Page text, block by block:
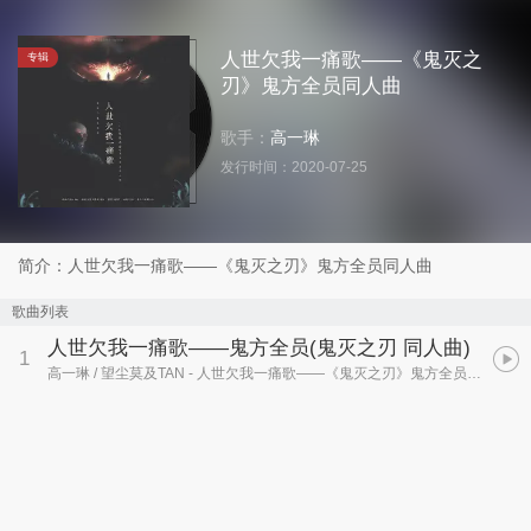
专辑
人世欠我一痛歌——《鬼灭之
刃》鬼方全员同人曲
歌手： 高一琳
发行时间： 2020-07-25
简介：人世欠我一痛歌——《鬼灭之刃》鬼方全员同人曲
歌曲列表
1 人世欠我一痛歌——鬼方全员(鬼灭之刃 同人曲)
高一琳 / 望尘莫及TAN - 人世欠我一痛歌——《鬼灭之刃》鬼方全员同人曲